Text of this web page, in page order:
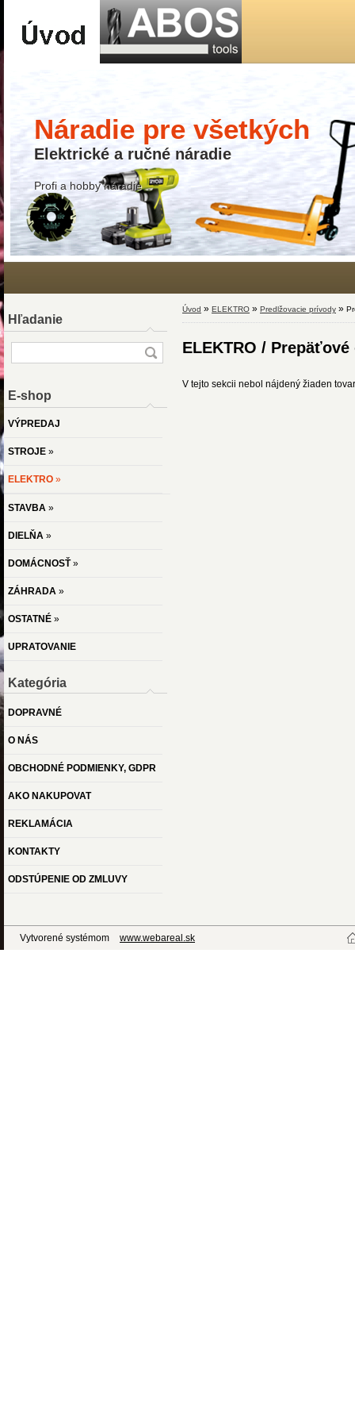
Náradie pre všetkých
Elektrické a ručné náradie
Profi a hobby náradie
Hľadanie
E-shop
VÝPREDAJ
STROJE »
ELEKTRO »
STAVBA »
DIELŇA »
DOMÁCNOSŤ»
ZÁHRADA »
OSTATNÉ »
UPRATOVANIE
Kategória
DOPRAVNÉ
O NÁS
OBCHODNÉ PODMIENKY, GDPR
AKO NAKUPOVAT
REKLAMÁCIA
KONTAKTY
ODSTÚPENIE OD ZMLUVY
Úvod » ELEKTRO » Predlžovacie prívody »
ELEKTRO /
V tejto sekcii nebol nájdený žiaden
Vytvorené systémom www.webareal.sk